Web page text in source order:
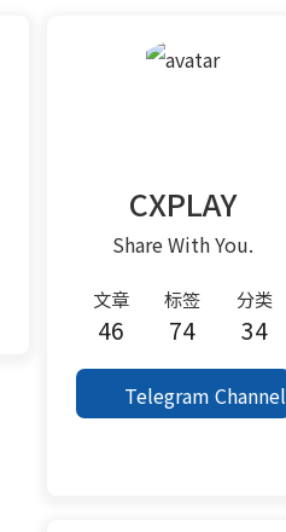
CXPLAY
Share With You.
文章
46
标签
74
分类
34
Telegram Channel